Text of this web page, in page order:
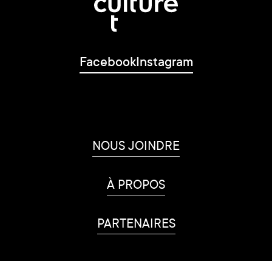
FacebookInstagram
NOUS JOINDRE
À PROPOS
PARTENAIRES